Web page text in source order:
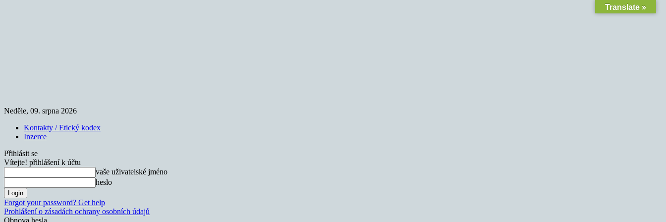
Neděle, 09. srpna 2026
Kontakty / Etický kodex
Inzerce
Přihlásit se
Vítejte! přihlášení k účtu
vaše uživatelské jméno
heslo
Forgot your password? Get help
Prohlášení o zásadách ochrany osobních údajů
Obnova hesla
Translate »